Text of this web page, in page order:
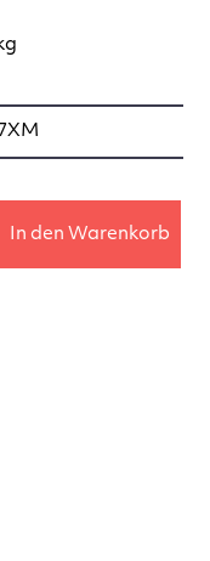
In den Warenkorb